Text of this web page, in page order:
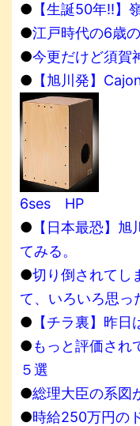
● 【生誕50年!!】
●江戸時代の6歳
●今更だけど須賀
● 【旭川発】
6ses HP
● 【日本最恐】
てみる。
●切り倒されてし
て、いろいろ思っ
● 【チラ裏】昨日
●もっと評価さ
５選
●総理大臣の系図
●時給250万円の